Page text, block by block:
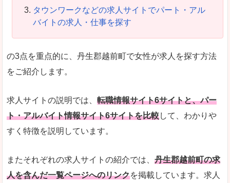
タウンワークなどの求人サイトでパート・アル
バイトの求人・仕事を探す
の3点を重点的に、丹生郡越前町で女性が求人を探す方法
をご紹介します。
求人サイトの説明では、 転職情報サイト6サイトと、パー
ト・アルバイト情報サイト6サイトを比較して、わかりや
すく特徴を説明しています。
またそれぞれの求人サイトの紹介では、 丹生郡越前町の求
人を含んだ一覧ページへのリンクを掲載しています。求人